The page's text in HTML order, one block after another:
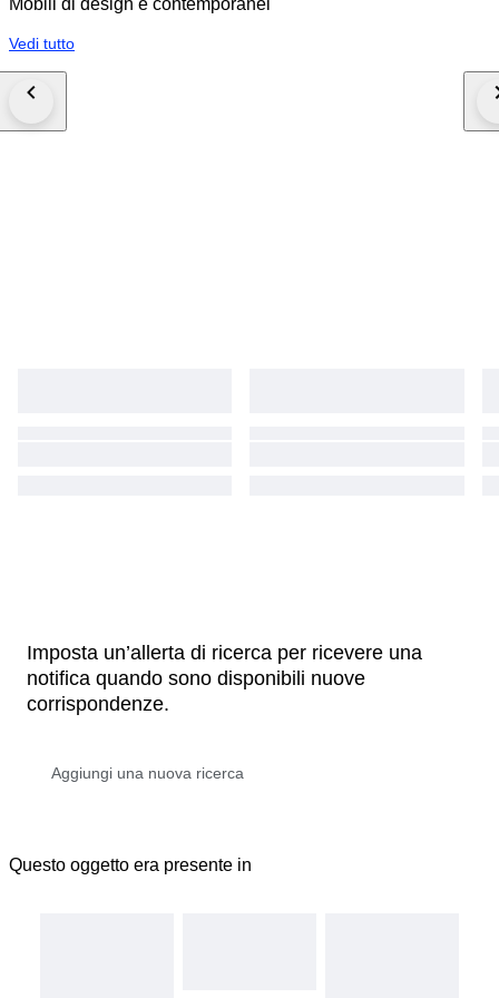
Mobili di design e contemporanei
Vedi tutto
Imposta un’allerta di ricerca per ricevere una
notifica quando sono disponibili nuove
corrispondenze.
Questo oggetto era presente in